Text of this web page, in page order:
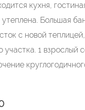
кухня,
Большая
с новой
участка. 1